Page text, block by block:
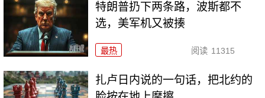
特朗普扔下两条路，波斯都不
选，美军机又被揍
最热 阅读 11315
扎卢日内说的一句话，把北约的